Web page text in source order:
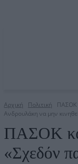
Αρχική Πολιτική
ΠΑΣΟΚ
Ανδρουλάκη να μην
ΠΑΣΟΚ
«Σχεδόν